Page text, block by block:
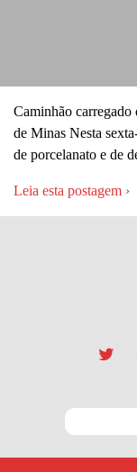
Caminhão
de Minas Nesta
de porcelanato e de
Leia esta postagem ›